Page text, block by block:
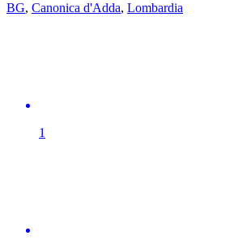
BG, Canonica d'Adda, Lombardia
1